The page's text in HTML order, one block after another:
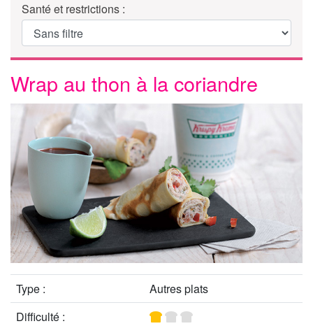
Santé et restrictions :
Wrap au thon à la coriandre
Type :
Autres plats
Difficulté :